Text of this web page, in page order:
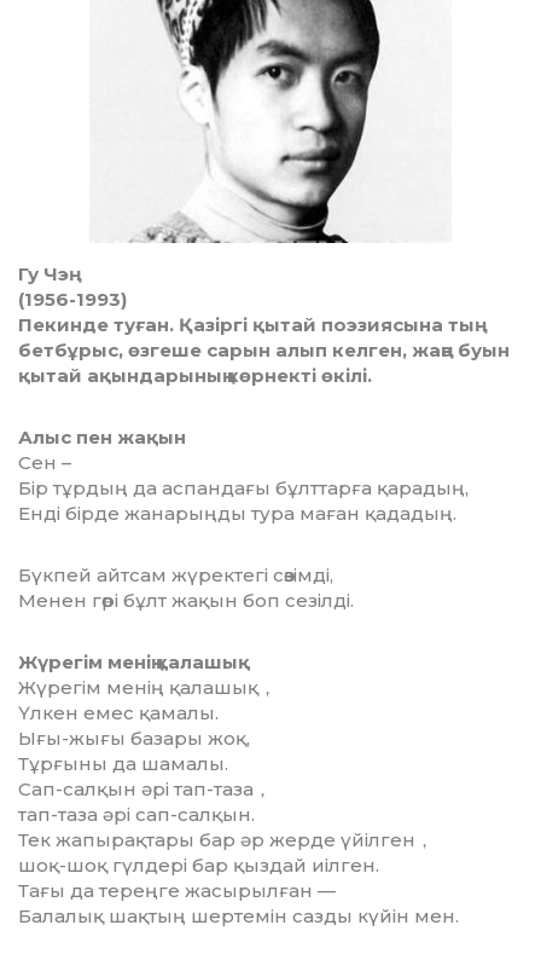
Гу Чэң
(1956-1993)
Пекинде туған. Қазіргі қытай поэзиясына тың
бетбұрыс, өзгеше сарын алып келген, жаңа буын
қытай ақындарының көрнекті өкілі.
Алыс пен жақын
Сен –
Бір тұрдың да аспандағы бұлттарға қарадың,
Енді бірде жанарыңды тура маған қададың.
Бүкпей айтсам жүректегі сөзімді,
Менен гөрі бұлт жақын боп сезілді.
Жүрегім менің қалашық
Жүрегім менің қалашық，
Үлкен емес қамалы.
Ығы-жығы базары жоқ,
Тұрғыны да шамалы.
Сап-салқын әрі тап-таза，
тап-таза әрі сап-салқын.
Тек жапырақтары бар әр жерде үйілген，
шоқ-шоқ гүлдері бар қыздай иілген.
Тағы да тереңге жасырылған —
Балалық шақтың шертемін сазды күйін мен.